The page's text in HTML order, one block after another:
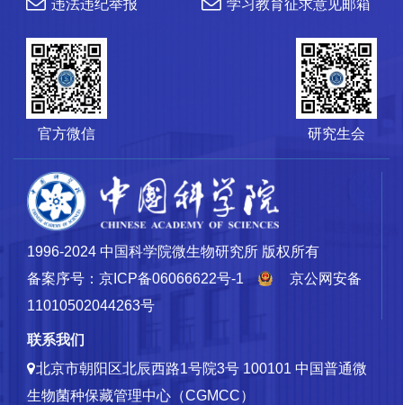
违法违纪举报 学习教育征求意见邮箱
官方微信 研究生会
1996-2024 中国科学院微生物研究所 版权所有
备案序号：京ICP备06066622号-1
京公网安备
11010502044263号
联系我们
北京市朝阳区北辰西路1号院3号 100101 中国普通微
生物菌种保藏管理中心（CGMCC）